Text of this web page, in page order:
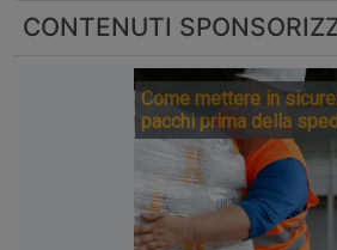
CONTENUTI
Come mettere in
pacchi prima della